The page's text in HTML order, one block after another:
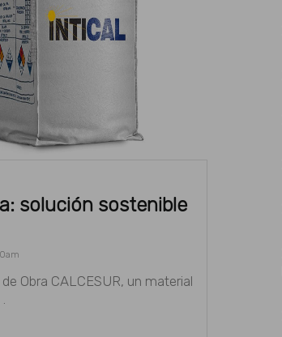
solución sostenible
Obra CALCESUR, un material